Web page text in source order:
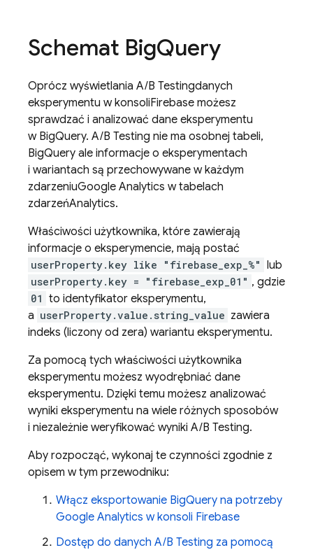
Schemat BigQuery
Oprócz wyświetlania A/B Testingdanych
eksperymentu w konsoliFirebase możesz
sprawdzać i analizować dane eksperymentu
w BigQuery. A/B Testing nie ma osobnej tabeli,
BigQuery ale informacje o eksperymentach
i wariantach są przechowywane w każdym
zdarzeniuGoogle Analytics w tabelach
zdarzeńAnalytics.
Właściwości użytkownika, które zawierają
informacje o eksperymencie, mają postać
userProperty.key like "firebase_exp_%" lub
userProperty.key = "firebase_exp_01" , gdzie
01 to identyfikator eksperymentu,
a userProperty.value.string_value zawiera
indeks (liczony od zera) wariantu eksperymentu.
Za pomocą tych właściwości użytkownika
eksperymentu możesz wyodrębniać dane
eksperymentu. Dzięki temu możesz analizować
wyniki eksperymentu na wiele różnych sposobów
i niezależnie weryfikować wyniki A/B Testing.
Aby rozpocząć, wykonaj te czynności zgodnie z
opisem w tym przewodniku:
Włącz eksportowanie BigQuery na potrzeby
Google Analytics w konsoli Firebase
Dostęp do danych A/B Testing za pomocą